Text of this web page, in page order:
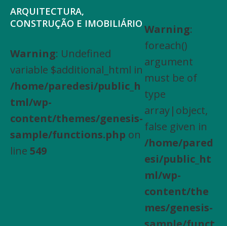
Saltar
para
menu
principal
Skip
content
ARQUITECTURA,
CONSTRUÇÃO E IMOBILIÁRIO
Engenharia
Civil,
Actividades
especializadas
de
construção,
Arrendamento
Warning: Undefined
variable $additional_html in
/home/paredesi/public_h
tml/wp-
content/themes/genesis-
sample/functions.php on
line 549
Warning:
foreach()
argument
must be of
type
array|object,
false given in
/home/pared
esi/public_ht
ml/wp-
content/the
mes/genesis-